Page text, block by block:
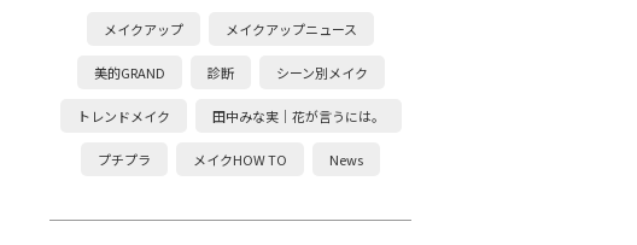
メイクアップ メイクアップニュース
美的GRAND 診断 シーン別メイク
トレンドメイク 田中みな実｜花が言うには。
プチプラ メイクHOW TO News